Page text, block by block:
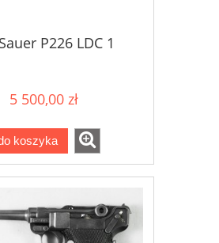
P226 LDC 1
5 500,00 zł
koszyka